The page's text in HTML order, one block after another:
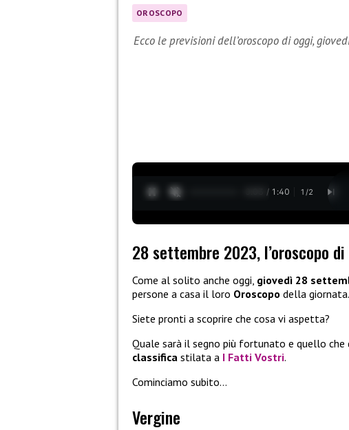
OROSCOPO
Ecco le previsioni dell’oroscopo di oggi,
0:04 / 1:40 1 /2
28 settembre 2023, l’oroscopo di
Come al solito anche oggi, giovedì 28
persone a casa il loro Oroscopo della giornata.
Siete pronti a scoprire che cosa vi aspetta?
Quale sarà il segno più fortunato e quello
classifica stilata a I Fatti Vostri.
Cominciamo subito…
Vergine